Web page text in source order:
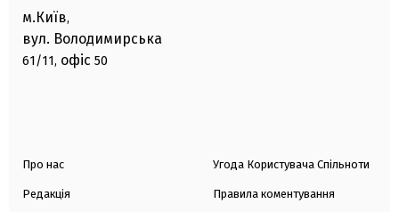
м.Київ,
вул. Володимирська
61/11, офіс 50
Про нас
Редакція
Угода Користувача Спільноти
Правила коментування